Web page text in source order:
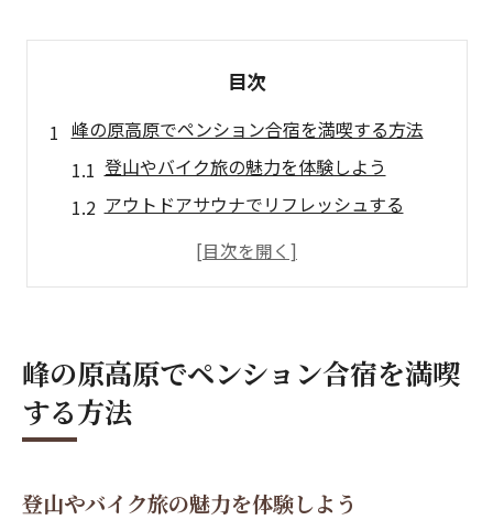
目次
峰の原高原でペンション合宿を満喫する方法
登山やバイク旅の魅力を体験しよう
アウトドアサウナでリフレッシュする
テニスやフットサルでスポーツ合宿
子供と楽しむアスレチック体験
須坂市で楽しむアウトドアサウナ体験
峰の原高原のアウトドアサウナの魅力
サウナで心身ともにリフレッシュ
峰の原高原でペンション合宿を満喫
する方法
登山やバイク旅の魅力を体験しよう